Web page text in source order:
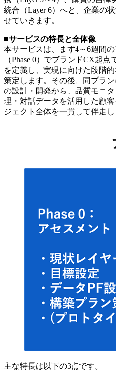
統合（Layer 6）へと、企業の
せていきます。
■サービスの特長と全体像
本サービスは、まず4～6週間
（Phase 0）でブランドCX起
を定義し、実現に向けた段階
策定します。その後、同プラ
の設計・開発から、品質モニ
理・対話データを活用した顧
ジェクト全体を一貫して伴走し
主な特長は以下の3点です。